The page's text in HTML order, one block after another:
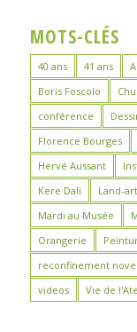
MOTS-CLÉS
40 ans 41 ans
Boris Foscolo
conférence
Florence Bourges
Hervé Aussant
Kere Dali
Land-art
Mardi au Musée
Orangerie
reconfinement
videos
Vie de